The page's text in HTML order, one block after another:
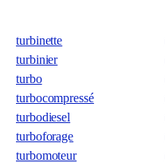
turbinette
turbinier
turbo
turbocompressé
turbodiesel
turboforage
turbomoteur